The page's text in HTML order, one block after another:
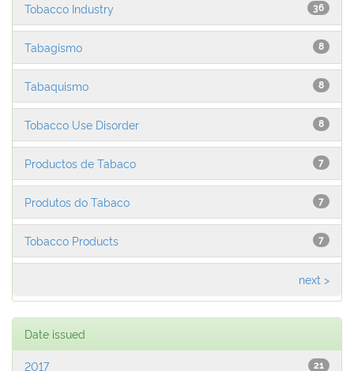
36
Tobacco Industry
8
Tabagismo
8
Tabaquismo
8
Tobacco Use Disorder
7
Productos de Tabaco
7
Produtos do Tabaco
7
Tobacco Products
next >
Date issued
21
2017